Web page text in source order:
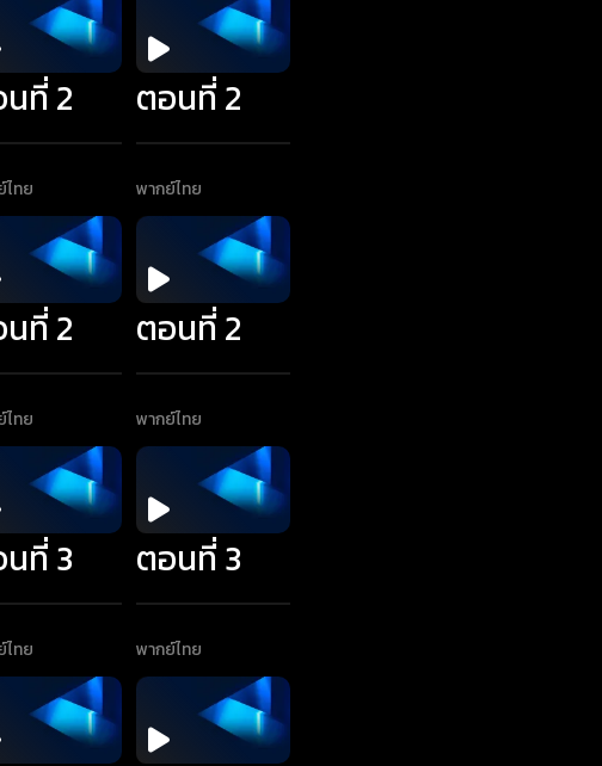
ที่ 2
ไทย
ตอนที่ 2
พากย์ไทย
ที่ 2
ไทย
ตอนที่ 2
พากย์ไทย
ที่ 3
ไทย
ตอนที่ 3
พากย์ไทย